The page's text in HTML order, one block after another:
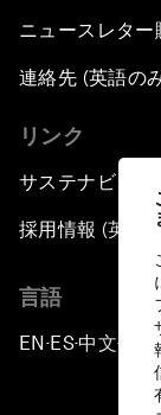
ニュースレター
連絡先 (英語の
リンク
サステナビリテ
採用情報 (英語
言語
EN ▪ ES▪中文▪ 日